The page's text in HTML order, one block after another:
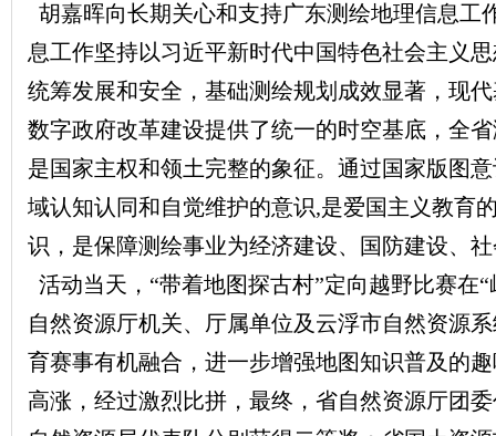
胡嘉晖向长期关心和支持广东测绘地理信息
息工作坚持以习近平新时代中国特色社会主义
统筹发展和安全，基础测绘规划成效显著，现
数字政府改革建设提供了统一的时空基底，全
是国家主权和领土完整的象征。通过国家版图
域认知认同和自觉维护的意识,是爱国主义教育
识，是保障测绘事业为经济建设、国防建设、
活动当天，“带着地图探古村”定向越野比赛
自然资源厅机关、厅属单位及云浮市自然资源
育赛事有机融合，进一步增强地图知识普及的
高涨，经过激烈比拼，最终，省自然资源厅团